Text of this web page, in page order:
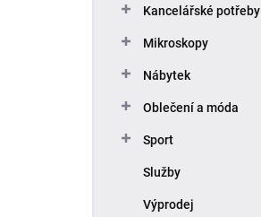
Kancelářské potřeby
Mikroskopy
Nábytek
Oblečení a móda
Sport
Služby
Výprodej